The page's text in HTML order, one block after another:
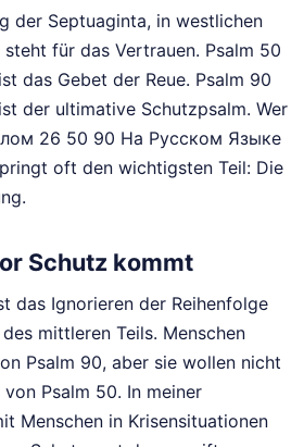
der Septuaginta, in westlichen
für das Vertrauen. Psalm 50
das Gebet der Reue. Psalm 90
der ultimative Schutzpsalm. Wer
26 50 90 На Русском Языке
oft den wichtigsten Teil: Die
Schutz kommt
das Ignorieren der Reihenfolge
mittleren Teils. Menschen
Psalm 90, aber sie wollen nicht
Psalm 50. In meiner
Menschen in Krisensituationen